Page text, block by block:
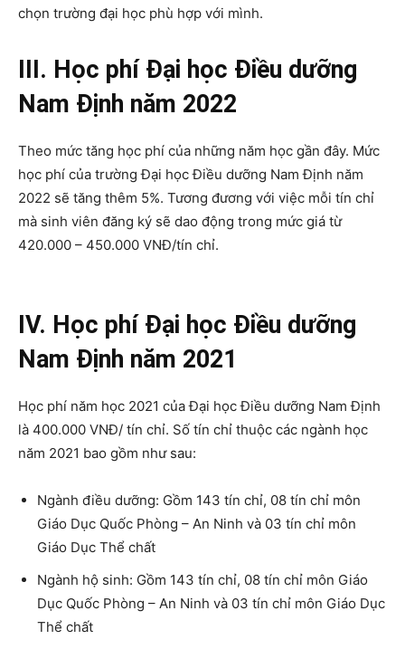
chọn trường đại học phù hợp với mình.
III. Học phí Đại học Điều dưỡng
Nam Định năm 2022
Theo mức tăng học phí của những năm học gần đây. Mức
học phí của trường Đại học Điều dưỡng Nam Định năm
2022 sẽ tăng thêm 5%. Tương đương với việc mỗi tín chỉ
mà sinh viên đăng ký sẽ dao động trong mức giá từ
420.000 – 450.000 VNĐ/tín chỉ.
IV. Học phí Đại học Điều dưỡng
Nam Định năm 2021
Học phí năm học 2021 của Đại học Điều dưỡng Nam Định
là 400.000 VNĐ/ tín chỉ. Số tín chỉ thuộc các ngành học
năm 2021 bao gồm như sau:
Ngành điều dưỡng: Gồm 143 tín chỉ, 08 tín chỉ môn
Giáo Dục Quốc Phòng – An Ninh và 03 tín chỉ môn
Giáo Dục Thể chất
Ngành hộ sinh: Gồm 143 tín chỉ, 08 tín chỉ môn Giáo
Dục Quốc Phòng – An Ninh và 03 tín chỉ môn Giáo Dục
Thể chất